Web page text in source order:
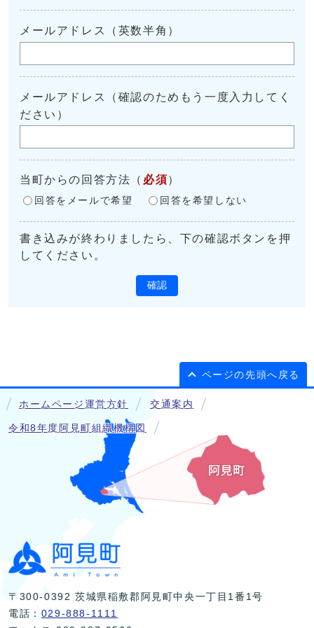
メールアドレス（英数半角）
メールアドレス（確認のためもう一度入力してく
ださい）
当町からの回答方法 （ 必須 ）
回答をメールで希望 回答を希望しない
書き込みが終わりましたら、下の確認ボタンを押
してください。
確認
ページの先頭へ戻る
ホームページ運営方針 交通案内
令和8年度阿見町組織機構図
〒300-0392 茨城県稲敷郡阿見町中央一丁目1番1号
電話： 029-888-1111